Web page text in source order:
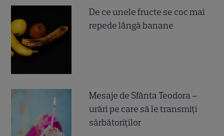
De ce unele fructe se coc mai
repede lângă banane
Mesaje de Sfânta Teodora –
urări pe care să le transmiți
sărbătoriților